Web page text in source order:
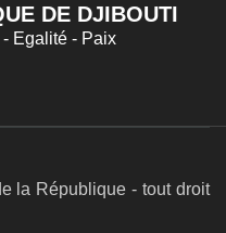
DE DJIBOUTI
Egalité - Paix
la République - tout droit